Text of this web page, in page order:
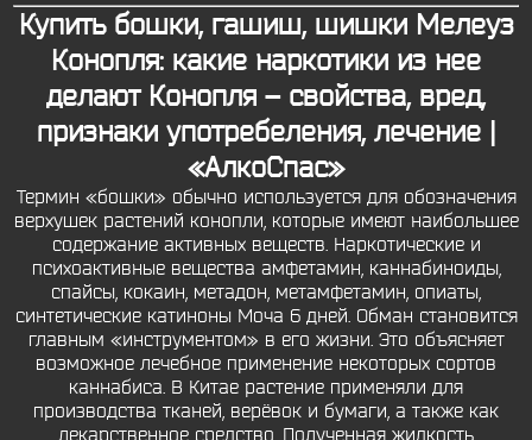
Купить бошки, гашиш, шишки Мелеуз
Конопля: какие наркотики из нее
делают Конопля – свойства, вред,
признаки употребеления, лечение |
«АлкоСпас»
Термин «бошки» обычно используется для обозначения
верхушек растений конопли, которые имеют наибольшее
содержание активных веществ. Наркотические и
психоактивные вещества амфетамин, каннабиноиды,
спайсы, кокаин, метадон, метамфетамин, опиаты,
синтетические катиноны Моча 6 дней. Обман становится
главным «инструментом» в его жизни. Это объясняет
возможное лечебное применение некоторых сортов
каннабиса. В Китае растение применяли для
производства тканей, верёвок и бумаги, а также как
лекарственное средство. Полученная жидкость